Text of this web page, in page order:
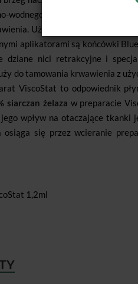
wodnego usuwa nadmiar
Użycie oryginalnego
aplikatorami są końcówki
dziane nici retrakcyjne i
do tamowania krwawienia z
ViscoStat to odpowiednik
siarczan żelaza w preparacie
wpływ na otaczające tkanki
się przez wcieranie
1,2ml